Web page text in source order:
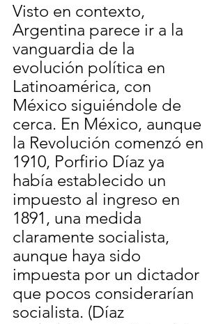
Visto en contexto,
Argentina parece ir a la
vanguardia de la
evolución política en
Latinoamérica, con
México siguiéndole de
cerca. En México, aunque
la Revolución comenzó en
1910, Porfirio Díaz ya
había establecido un
impuesto al ingreso en
1891, una medida
claramente socialista,
aunque haya sido
impuesta por un dictador
que pocos considerarían
socialista. (Díaz